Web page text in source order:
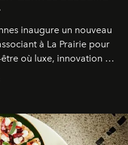
inaugure un nouveau
à La Prairie pour
où luxe, innovation et